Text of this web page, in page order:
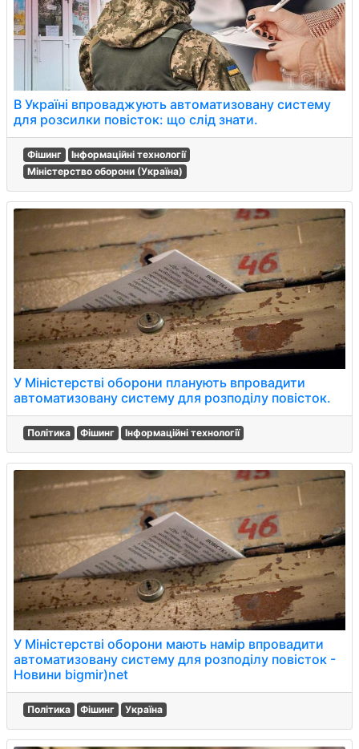
В Україні впроваджують автоматизовану систему
для розсилки повісток: що слід знати.
Фішинг
Інформаційні технології
Міністерство оборони (Україна)
У Міністерстві оборони планують впровадити
автоматизовану систему для розподілу повісток.
Політика Фішинг Інформаційні технології
У Міністерстві оборони мають намір впровадити
автоматизовану систему для розподілу повісток -
Новини bigmir)net
Політика Фішинг Україна